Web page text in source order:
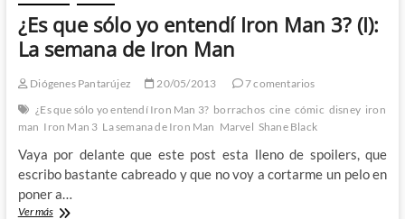
entendí
Iron
Man
3?
La
semana
Man
¿Es que sólo yo entendí Iron Man 3? (I):
La semana de Iron Man
Diógenes Pantarújez 20/05/2013
7 comentarios
¿Es que sólo yo entendí Iron Man 3? borrachos cine cómic disney iron
man Iron Man 3 La semana de Iron Man Marvel Shane Black
Vaya por delante que este post esta lleno de spoilers, que
escribo bastante cabreado y que no voy a cortarme un pelo en
poner a…
Ver más¿Es